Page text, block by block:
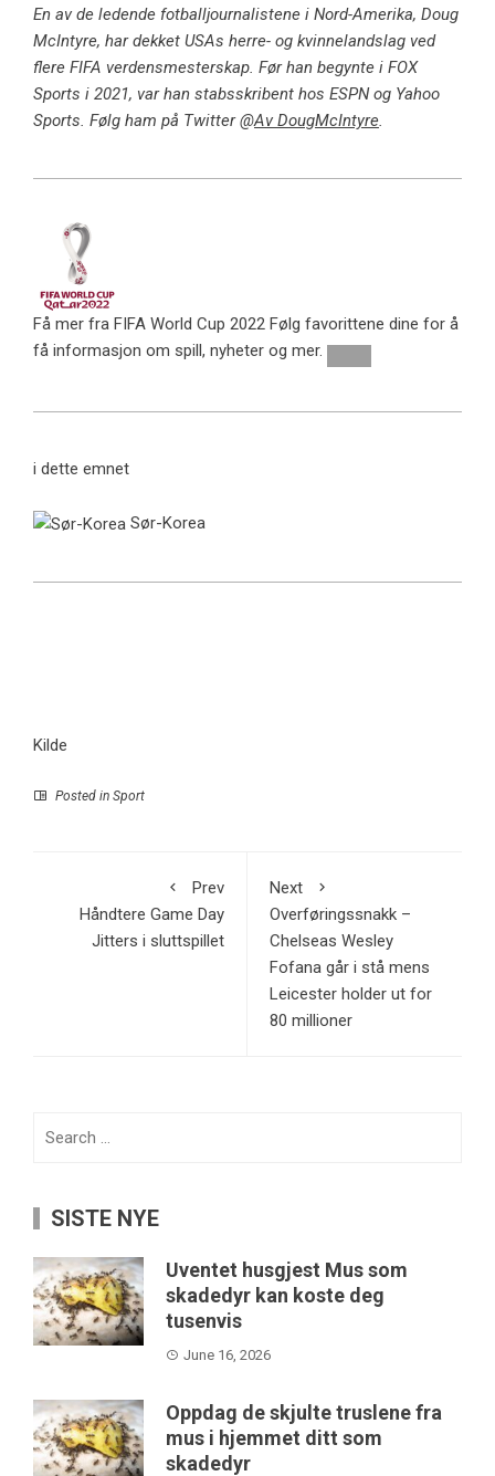
En av de ledende fotballjournalistene i Nord-Amerika, Doug
McIntyre, har dekket USAs herre- og kvinnelandslag ved
flere FIFA verdensmesterskap. Før han begynte i FOX
Sports i 2021, var han stabsskribent hos ESPN og Yahoo
Sports. Følg ham på Twitter @Av DougMcIntyre
Få mer fra FIFA World Cup 2022 Følg favorittene dine for å
få informasjon om spill, nyheter og mer.
i dette emnet
Sør-Korea
Kilde
Posted in Sport
Prev
Håndtere Game Day
Jitters i sluttspillet
Next
Overføringssnakk –
Chelseas Wesley
Fofana går i stå mens
Leicester holder ut for
80 millioner
SISTE NYE
Uventet husgjest Mus som
skadedyr kan koste deg
tusenvis
June 16, 2026
Oppdag de skjulte truslene fra
mus i hjemmet ditt som
skadedyr